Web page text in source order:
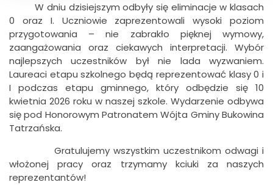
W dniu dzisiejszym odbyły się eliminacje w klasach
0 oraz I. Uczniowie zaprezentowali wysoki poziom
przygotowania – nie zabrakło pięknej wymowy,
zaangażowania oraz ciekawych interpretacji. Wybór
najlepszych uczestników był nie lada wyzwaniem.
Laureaci etapu szkolnego będą reprezentować klasy 0 i
I podczas etapu gminnego, który odbędzie się 10
kwietnia 2026 roku w naszej szkole. Wydarzenie odbywa
się pod Honorowym Patronatem Wójta Gminy Bukowina
Tatrzańska.
Gratulujemy wszystkim uczestnikom odwagi i
włożonej pracy oraz trzymamy kciuki za naszych
reprezentantów!